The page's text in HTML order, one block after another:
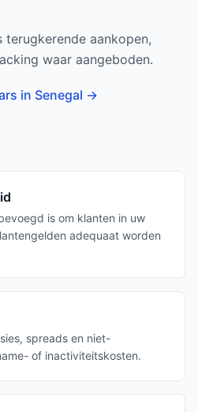
aankopen,
waar aangeboden.
in Senegal →
is om klanten in uw
adequaat worden
spreads en niet-
of inactiviteitskosten.